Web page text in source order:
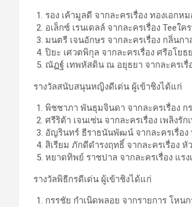
รอง เค้ามูลดี จากละครเรื่อง ทองเอก
อเล็กซ์ เรนเดลล์ จากละครเรื่อง Tee
มนตรี เจนอักษร จากละครเรื่อง กลิ่นก
ปิยะ เศวตพิกุล จากละครเรื่อง ศรีอโย
ณัฏฐ์ เทพหัสดิน ณ อยุธยา จากละครเรื่
รางวัลสนับสนุนหญิงดีเด่น ผู้เข้าชิงได้แก่
พิชชาภา พันธุมจินดา จากละครเรื่อง
ศรีริต้า เจนเซ่น จากละครเรื่อง เพลิง
อัญรินทร์ ธีราธนันพัฒน์ จากละครเรื่อง
สิเรียม ภักดีดำรงฤทธิ์ จากละครเรื่อง
หยาดทิพย์ ราชปาล จากละครเรื่อง แร
รางวัลพิธีกรดีเด่น ผู้เข้าชิงได้แก่
กรรชัย กำเนิดพลอย จากรายการ โห